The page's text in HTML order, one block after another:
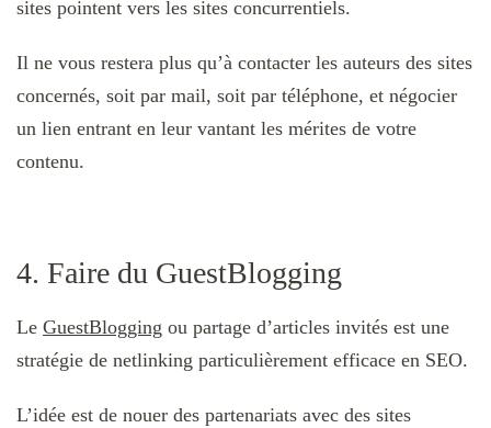
sites pointent vers les sites concurrentiels.
Il ne vous restera plus qu’à contacter les auteurs des sites
concernés, soit par mail, soit par téléphone, et négocier
un lien entrant en leur vantant les mérites de votre
contenu.
4. Faire du GuestBlogging
Le GuestBlogging ou partage d’articles invités est une
stratégie de netlinking particulièrement efficace en SEO.
L’idée est de nouer des partenariats avec des sites